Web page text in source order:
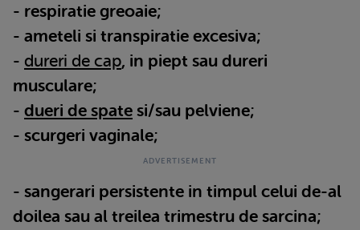
- respiratie greoaie;
- ameteli si transpiratie excesiva;
- dureri de cap, in piept sau dureri
musculare;
- dueri de spate si/sau pelviene;
- scurgeri vaginale;
- sangerari persistente in timpul celui de-al
doilea sau al treilea trimestru de sarcina;